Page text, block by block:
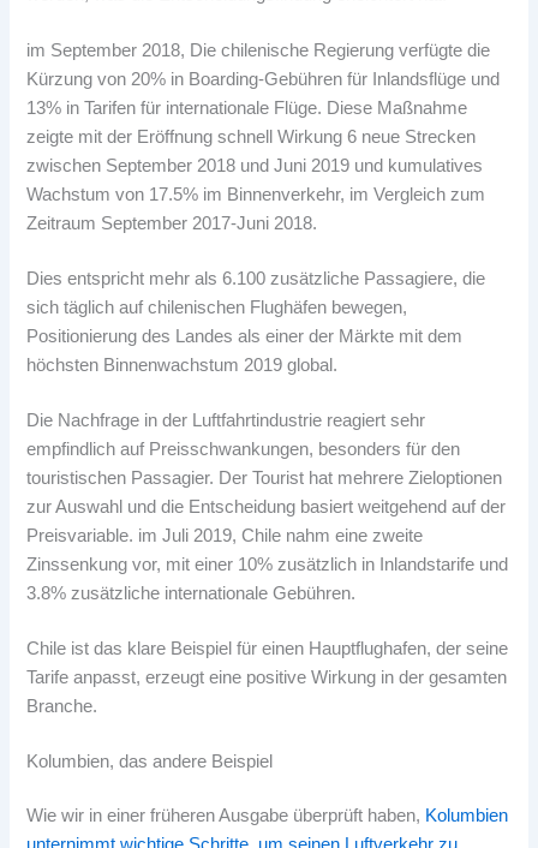
im September 2018, Die chilenische Regierung verfügte die
Kürzung von 20% in Boarding-Gebühren für Inlandsflüge und
13% in Tarifen für internationale Flüge. Diese Maßnahme
zeigte mit der Eröffnung schnell Wirkung 6 neue Strecken
zwischen September 2018 und Juni 2019 und kumulatives
Wachstum von 17.5% im Binnenverkehr, im Vergleich zum
Zeitraum September 2017-Juni 2018.
Dies entspricht mehr als 6.100 zusätzliche Passagiere, die
sich täglich auf chilenischen Flughäfen bewegen,
Positionierung des Landes als einer der Märkte mit dem
höchsten Binnenwachstum 2019 global.
Die Nachfrage in der Luftfahrtindustrie reagiert sehr
empfindlich auf Preisschwankungen, besonders für den
touristischen Passagier. Der Tourist hat mehrere Zieloptionen
zur Auswahl und die Entscheidung basiert weitgehend auf der
Preisvariable. im Juli 2019, Chile nahm eine zweite
Zinssenkung vor, mit einer 10% zusätzlich in Inlandstarife und
3.8% zusätzliche internationale Gebühren.
Chile ist das klare Beispiel für einen Hauptflughafen, der seine
Tarife anpasst, erzeugt eine positive Wirkung in der gesamten
Branche.
Kolumbien, das andere Beispiel
Wie wir in einer früheren Ausgabe überprüft haben, Kolumbien